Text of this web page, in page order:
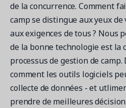
Demandez une démo
Obtenez une démonstration du
gestion le plus performant.
de la concurrence. Comment
camp se distingue aux yeux
aux exigences de tous ? Nous
de la bonne technologie est la
processus de gestion de camp.
comment les outils logiciels
collecte de données - et
prendre de meilleures